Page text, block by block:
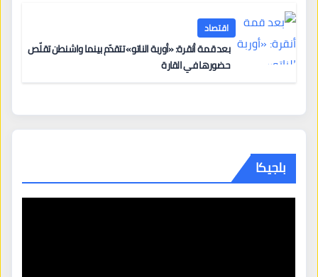
اقتصاد
بعد قمة أنقرة: «أوربة الناتو» تتقدّم بينما واشنطن تقلّص
حضورها في القارة
بلجيكا